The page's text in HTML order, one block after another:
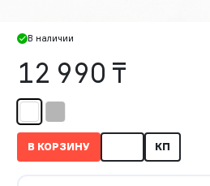
В наличии
12 990 ₸
В КОРЗИНУ КП